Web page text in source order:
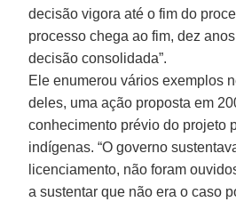
decisão vigora até o fim do
processo chega ao fim, dez
decisão consolidada”.
Ele enumerou vários exemplos
deles, uma ação proposta em
conhecimento prévio do projeto
indígenas. “O governo
licenciamento, não foram
a sustentar que não era o caso